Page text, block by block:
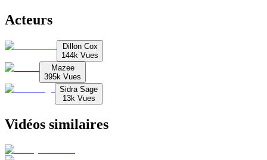
Acteurs
Dillon Cox
144k Vues
Mazee
395k Vues
Sidra Sage
13k Vues
Vidéos similaires